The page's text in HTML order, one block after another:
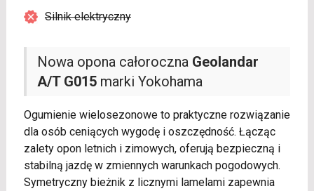
Nowa opona całoroczna Geolandar
A/T G015marki Yokohama
Ogumienie wielosezonowe to praktyczne rozwiązanie
dla osób ceniących wygodę i oszczędność. Łącząc
zalety opon letnich i zimowych, oferują bezpieczną i
stabilną jazdę w zmiennych warunkach pogodowych.
Symetryczny bieżnik z licznymi lamelami zapewnia
Silnik elektryczny